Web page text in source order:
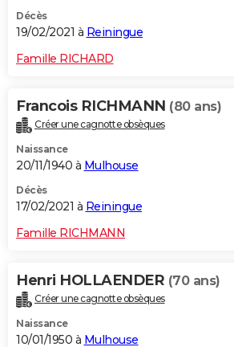
Décès
19/02/2021 à Reiningue
Famille RICHARD
Francois RICHMANN (80 ans)
Créer une cagnotte obsèques
Naissance
20/11/1940 à Mulhouse
Décès
17/02/2021 à Reiningue
Famille RICHMANN
Henri HOLLAENDER (70 ans)
Créer une cagnotte obsèques
Naissance
10/01/1950 à Mulhouse